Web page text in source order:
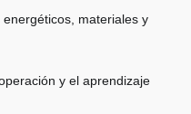
materiales y
y el aprendizaje